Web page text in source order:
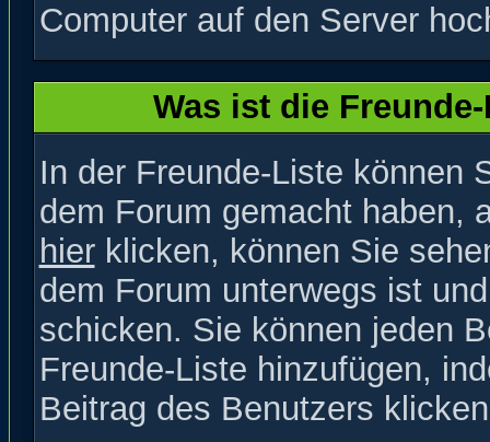
Computer auf den Server
Was ist die
In der Freunde-Liste können
dem Forum gemacht haben,
hierklicken, können Sie
dem Forum unterwegs ist
schicken. Sie können jeden
Freunde-Liste hinzufügen,
Beitrag des Benutzers